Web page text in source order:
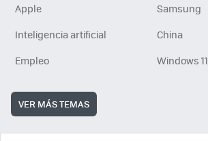
Apple
Samsung
Inteligencia artificial
China
Empleo
Windows 11
VER MÁS TEMAS